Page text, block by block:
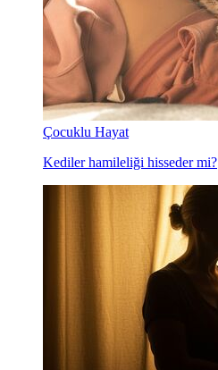
Çocuklu Hayat
Kediler hamileliği hisseder mi?